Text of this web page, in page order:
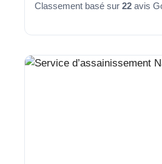
Classement basé sur 22 avis